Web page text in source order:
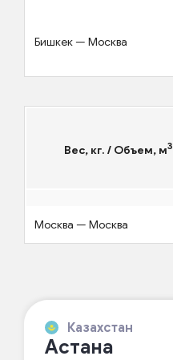
Бишкек — Москва
Вес, кг. / Объем, м3
Москва — Москва
Казахстан
Астана